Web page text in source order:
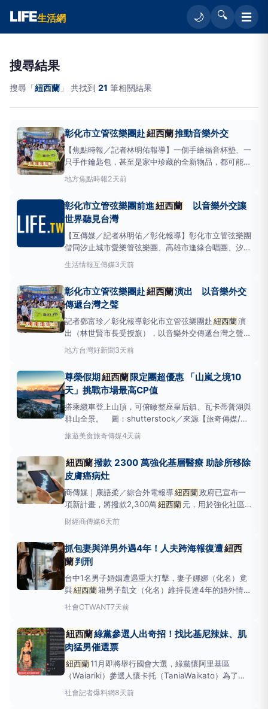
LIFE生活網 🌙 🔍 ☰
搜尋結果
搜尋「紐西蘭 」 共找到 21 筆相關結果
彰化市立管弦樂團赴紐西蘭推動音樂外交
【焦點時報／記者林明佑報導】一個手繪福音杯墊、一
只手作鑰匙包，甚至是家中珍藏的全新物品，都可能成
為貧病患者持續接受治療的力量。彰化基督教醫院歡慶
創院130週年，特別自今（5）日起一連3天，在總院
金愛心義賣活動」，邀請院內同仁、病人、家屬及社會
大眾一起
地方焦點時報2天前
彰化市立管弦樂團前進紐西蘭
以音樂外交讓
世界聽見台灣
【互傳媒／記者林明佑／彰化報導】彰化市立管弦樂團
偕同汐止城市愛樂管弦樂團、高雄市逢緣合唱團、汐音
蕯克斯風樂團暨青年舞蹈家李紫嫣，共同代表台灣，將
於8日在
紐西蘭 奧克蘭登場的「台灣
樂團團長的林世賢市長在老人文康中心為團員熱烈送
行，並預祝演
生活情報互傳媒3天前
彰化市立管弦樂團赴紐西蘭演出 以音樂外交
傳遞台灣之聲
記者鄧富珍／彰化報導彰化市立管弦樂團赴紐西蘭演
出（林世賢市長受授旗），以音樂外交傳遞台灣之聲。
圖／彰化市公所提供彰化市立管弦樂團再度躍上國際舞
台！樂團偕同汐止城市愛樂管弦樂團、高雄市逢緣合唱
台灣參與8日在紐西蘭奧克蘭舉辦的「台灣紐西蘭國
際交流音樂會」。
地方台灣好新聞3天前
尊榮假期紐西蘭限定團超優惠 「山嵐之境10
天」挑戰市場最高CP值
搭乘纜車登上山頂，可俯瞰整座皇后鎮、瓦卡蒂普湖與
群山全景。 圖：shutterstock／來源【旅奇傳媒/記
者-王政】擁有大自然地理教室美譽的
以火山地熱、毛利文化享譽全球的北島，抑或是將高
富的景致總令旅客目不暇給，也因而成為同業銷售的最
佳
旅遊美食旅奇傳媒4天前
紐西蘭撥款 2300 萬強化基層醫療 助診所移除
皮膚癌病灶
商傳媒｜康語柔／綜合外電報導紐西蘭政府已宣布一
項新計畫，將撥款2,300萬紐西蘭元，用於強化社區
醫療服務，其中首階段重點為補助地方基層診所具備移
除疑似皮膚癌病灶的能力。這項投資旨在改善當地醫療
（SimeonBrown）表示，紐西
財經商傳媒6天前
抓包妻與洋男外遇4年！人夫跨海報復遭紐西
蘭判刑
台中1名男子婚姻遭遇重大打擊，妻子娜娜（化名）竟
與紐西蘭籍男子凱文（化名）維持長達4年的婚外情關
係。2人不僅長期傳送露骨性愛訊息，凱文還曾多次飛
抵台灣與娜娜見面，前往台中多間汽車旅館發生關係，
潰，跨海對凱文展開勒索及騷擾行動，結果遭紐西蘭
法院判刑2年8個
社會CTWANT7天前
紐西蘭綠黨參選人出奇招！找比基尼辣妹、肌
肉猛男催選票
紐西蘭11月即將舉行國會大選，綠黨懷阿里基區
（Waiariki）參選人懷卡托（TaniaWaikato）為了突
破宣傳經費不足的困境，竟在社群平台上發起名為「比
基尼辣妹與肌肉猛男」
社會記者爆料網8天前